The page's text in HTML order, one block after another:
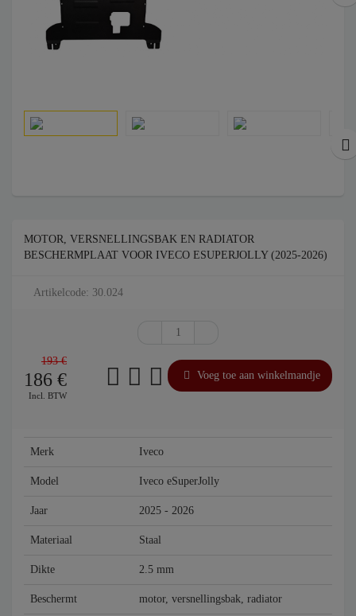
MOTOR, VERSNELLINGSBAK EN RADIATOR
BESCHERMPLAAT VOOR IVECO ESUPERJOLLY (2025-2026)
Artikelcode: 30.024
193 €
186 €
Incl. BTW
Voeg toe aan winkelmandje
Merk Iveco
Model Iveco eSuperJolly
Jaar 2025 - 2026
Materiaal Staal
Dikte 2.5 mm
Beschermt motor, versnellingsbak, radiator